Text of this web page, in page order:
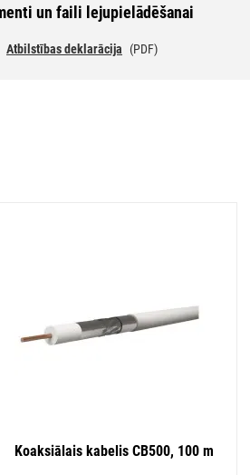
un faili lejupielādēšanai
Atbilstības deklarācija (PDF)
Koaksiālais kabelis CB500, 100 m